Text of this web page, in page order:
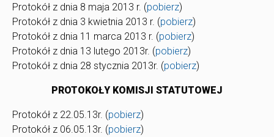
Protokół z dnia 8 maja 2013 r. (pobierz)
Protokół z dnia 3 kwietnia 2013 r. (pobierz)
Protokół z dnia 11 marca 2013 r. (pobierz)
Protokół z dnia 13 lutego 2013r. (pobierz)
Protokół z dnia 28 stycznia 2013r. (pobierz)
PROTOKOŁY KOMISJI STATUTOWEJ
Protokół z 22.05.13r. (pobierz)
Protokół z 06.05.13r. (pobierz)